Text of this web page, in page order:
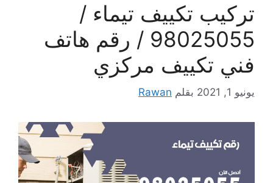
تركيب تكييف تيماء /
98025055 / رقم هاتف
فني تكييف مركزي
يونيو 1, 2021 بقلم Rawan